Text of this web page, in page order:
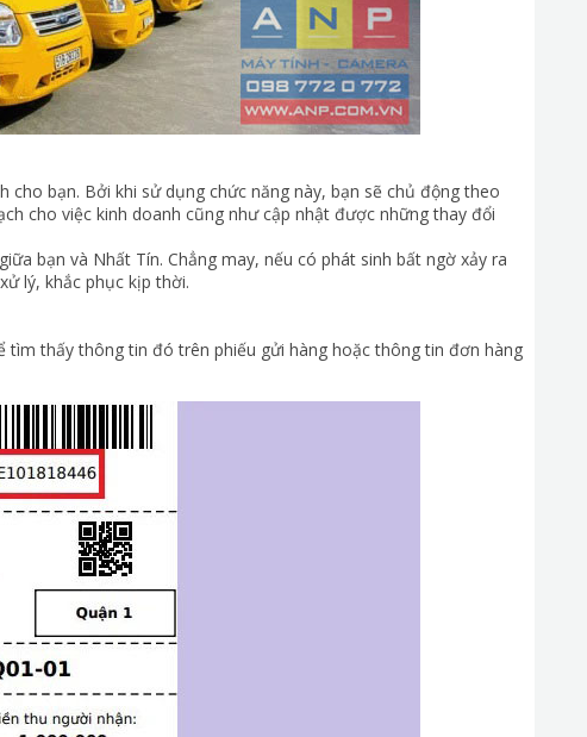
bạn. Bởi khi sử dụng chức năng này, bạn sẽ chủ động theo
cho việc kinh doanh cũng như cập nhật được những thay đổi
bạn và Nhất Tín. Chẳng may, nếu có phát sinh bất ngờ xảy ra
lý, khắc phục kịp thời.
thấy thông tin đó trên phiếu gửi hàng hoặc thông tin đơn hàng